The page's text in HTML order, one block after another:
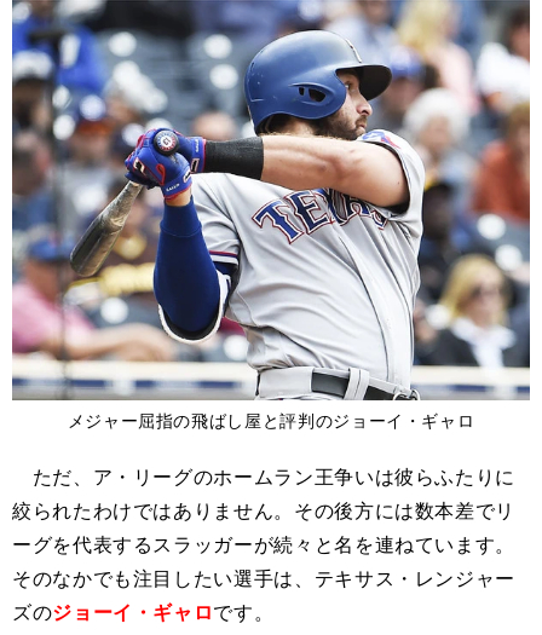
メジャー屈指の飛ばし屋と評判のジョーイ・ギャロ
ただ、ア・リーグのホームラン王争いは彼らふたりに
絞られたわけではありません。その後方には数本差でリ
ーグを代表するスラッガーが続々と名を連ねています。
そのなかでも注目したい選手は、テキサス・レンジャー
ズのジョーイ・ギャロです。